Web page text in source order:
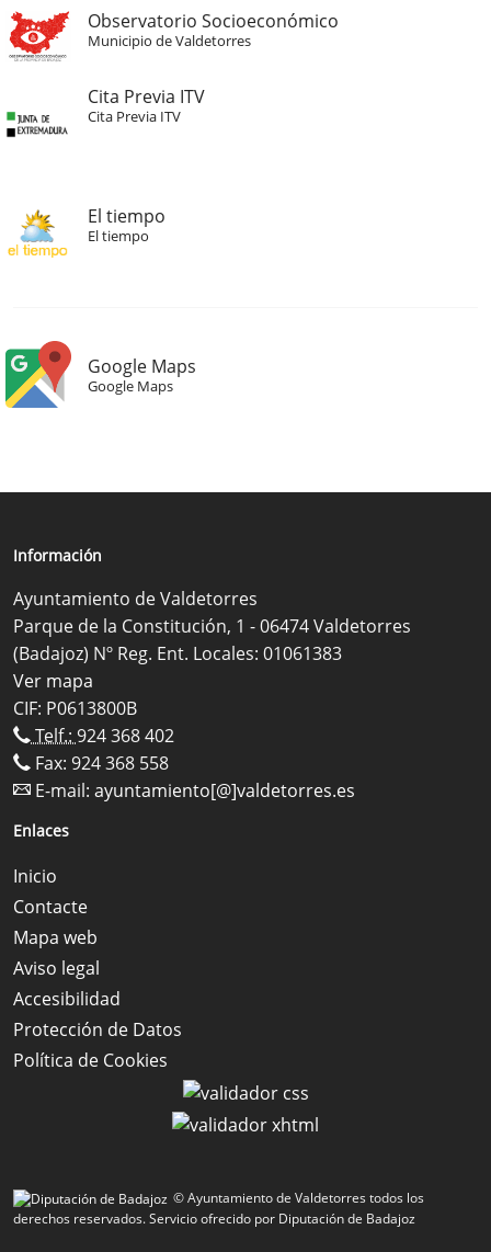
Observatorio Socioeconómico
Municipio de Valdetorres
Cita Previa ITV
Cita Previa ITV
El tiempo
El tiempo
Google Maps
Google Maps
Información
Ayuntamiento de Valdetorres
Parque de la Constitución, 1 - 06474 Valdetorres
(Badajoz) Nº Reg. Ent. Locales: 01061383
Ver mapa
CIF: P0613800B
Telf.: 924 368 402
Fax: 924 368 558
E-mail: ayuntamiento[@]valdetorres.es
Enlaces
Inicio
Contacte
Mapa web
Aviso legal
Accesibilidad
Protección de Datos
Política de Cookies
© Ayuntamiento de Valdetorres todos los
derechos reservados.Servicio ofrecido por Diputación de Badajoz